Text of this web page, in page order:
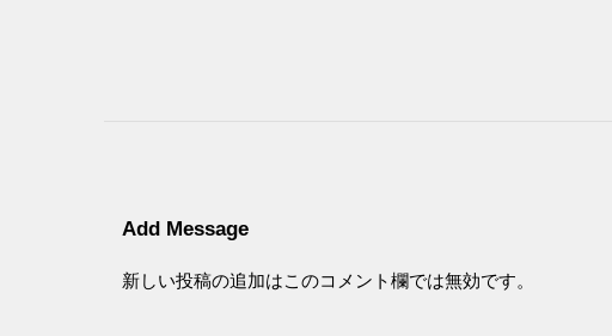
Add Message
新しい投稿の追加はこのコメント欄では無効です。